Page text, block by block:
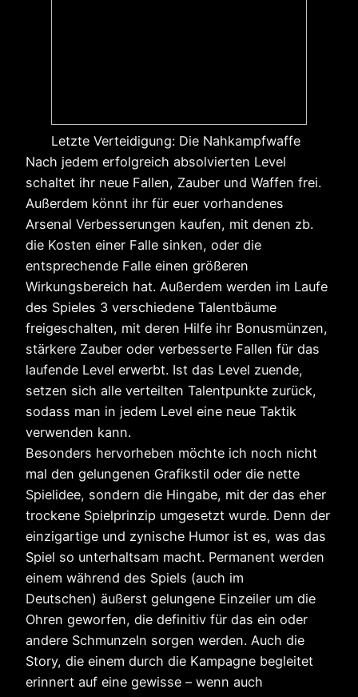
Letzte Verteidigung: Die Nahkampfwaffe
Nach jedem erfolgreich absolvierten Level
schaltet ihr neue Fallen, Zauber und Waffen frei.
Außerdem könnt ihr für euer vorhandenes
Arsenal Verbesserungen kaufen, mit denen zb.
die Kosten einer Falle sinken, oder die
entsprechende Falle einen größeren
Wirkungsbereich hat. Außerdem werden im Laufe
des Spieles 3 verschiedene Talentbäume
freigeschalten, mit deren Hilfe ihr Bonusmünzen,
stärkere Zauber oder verbesserte Fallen für das
laufende Level erwerbt. Ist das Level zuende,
setzen sich alle verteilten Talentpunkte zurück,
sodass man in jedem Level eine neue Taktik
verwenden kann.
Besonders hervorheben möchte ich noch nicht
mal den gelungenen Grafikstil oder die nette
Spielidee, sondern die Hingabe, mit der das eher
trockene Spielprinzip umgesetzt wurde. Denn der
einzigartige und zynische Humor ist es, was das
Spiel so unterhaltsam macht. Permanent werden
einem während des Spiels (auch im
Deutschen) äußerst gelungene Einzeiler um die
Ohren geworfen, die definitiv für das ein oder
andere Schmunzeln sorgen werden. Auch die
Story, die einem durch die Kampagne begleitet
erinnert auf eine gewisse – wenn auch